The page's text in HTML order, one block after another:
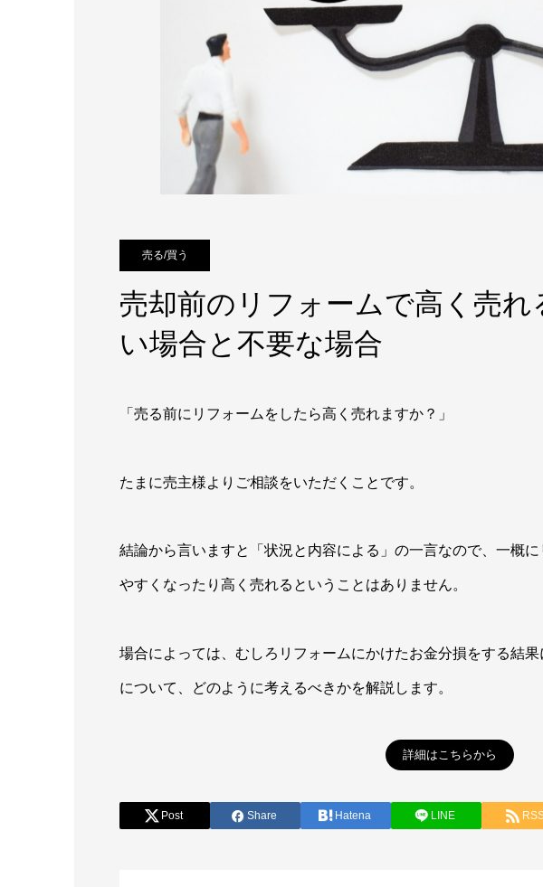
売る/買う
売却前のリフォームで高く売れ
い場合と不要な場合
「売る前にリフォームをしたら高く売れますか？」
たまに売主様よりご相談をいただくことです。
結論から言いますと「状況と内容による」の一言なので、一概
やすくなったり高く売れるということはありません。
場合によっては、むしろリフォームにかけたお金分損をする結
について、どのように考えるべきかを解説します。
詳細はこちらから
Post Share Hatena LINE